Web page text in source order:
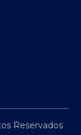
Reservados